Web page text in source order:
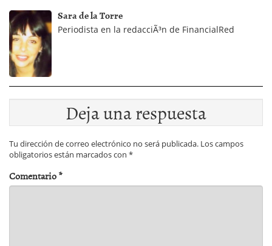
Sara de la Torre
Periodista en la redacciÃ³n de FinancialRed
Deja una respuesta
Tu dirección de correo electrónico no será publicada. Los campos
obligatorios están marcados con *
Comentario*